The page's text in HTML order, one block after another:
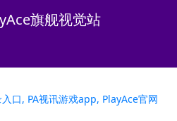
旗舰视觉站
口, PA视讯游戏app, PlayAce官网